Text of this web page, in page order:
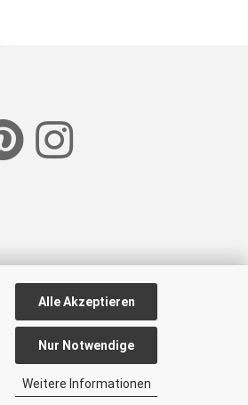
Alle Akzeptieren
Nur Notwendige
Weitere Informationen